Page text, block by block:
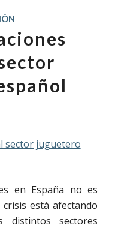
en España no es
está afectando
sectores